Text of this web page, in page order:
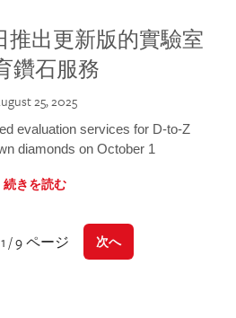
推出更新版的實驗室
鑽石服務
25, 2025
evaluation services for D-to-Z
diamonds on October 1
続きを読む
1 / 9 ページ 次へ